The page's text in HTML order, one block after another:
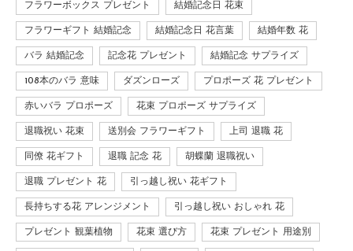
フラワーボックス プレゼント 結婚記念日 花束
フラワーギフト 結婚記念 結婚記念日 花言葉 結婚年数 花
バラ 結婚記念 記念花 プレゼント 結婚記念 サプライズ
108本のバラ 意味 ダズンローズ プロポーズ 花 プレゼント
赤いバラ プロポーズ 花束 プロポーズ サプライズ
退職祝い 花束 送別会 フラワーギフト 上司 退職 花
同僚 花ギフト 退職 記念 花 胡蝶蘭 退職祝い
退職 プレゼント 花 引っ越し祝い 花ギフト
長持ちする花 アレンジメント 引っ越し祝い おしゃれ 花
プレゼント 観葉植物 花束 選び方 花束 プレゼント 用途別